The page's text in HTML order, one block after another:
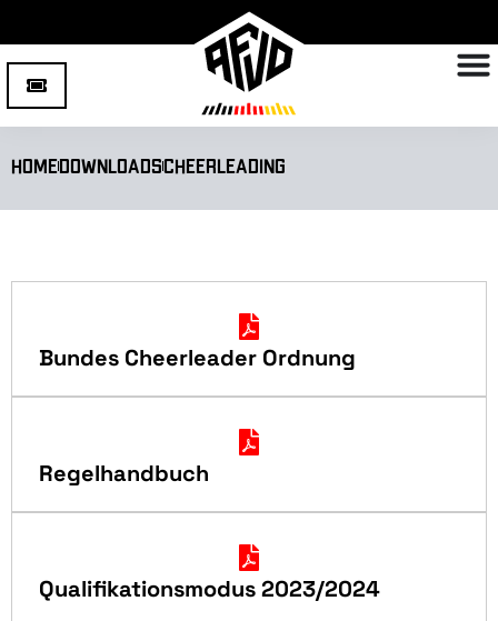
HomeDownloadsCheerleading
Bundes Cheerleader Ordnung
Regelhandbuch
Qualifikationsmodus 2023/2024